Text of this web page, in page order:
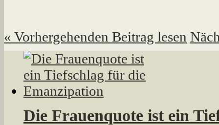
« Vorhergehenden Beitrag lesen
Die Frauenquote ist ein